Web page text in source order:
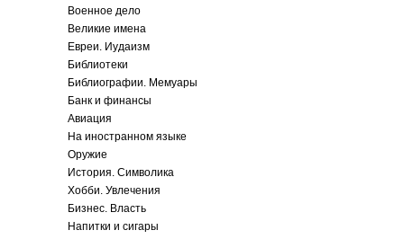
Военное дело
Великие имена
Евреи. Иудаизм
Библиотеки
Библиографии. Мемуары
Банк и финансы
Авиация
На иностранном языке
Оружие
История. Символика
Хобби. Увлечения
Бизнес. Власть
Напитки и сигары